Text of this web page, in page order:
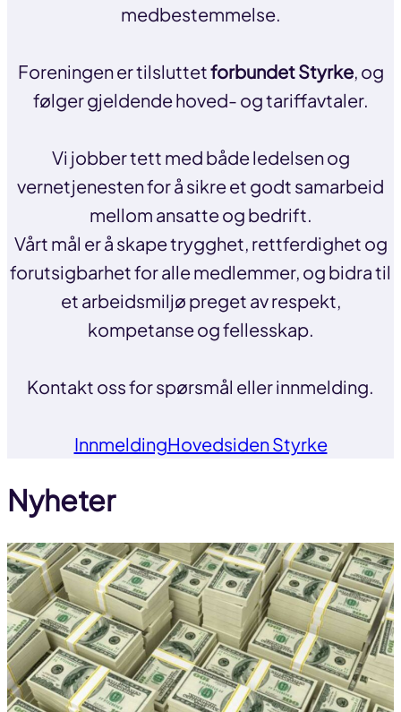
medbestemmelse.
Foreningen er tilsluttetforbundet Styrke, og
følger gjeldende hoved- og tariffavtaler.
Vi jobber tett med både ledelsen og
vernetjenesten for å sikre et godt samarbeid
mellom ansatte og bedrift.
Vårt mål er å skape trygghet, rettferdighet og
forutsigbarhet for alle medlemmer, og bidra til
et arbeidsmiljø preget av respekt,
kompetanse og fellesskap.
Kontakt oss for spørsmål eller innmelding.
InnmeldingHovedsiden Styrke
Nyheter